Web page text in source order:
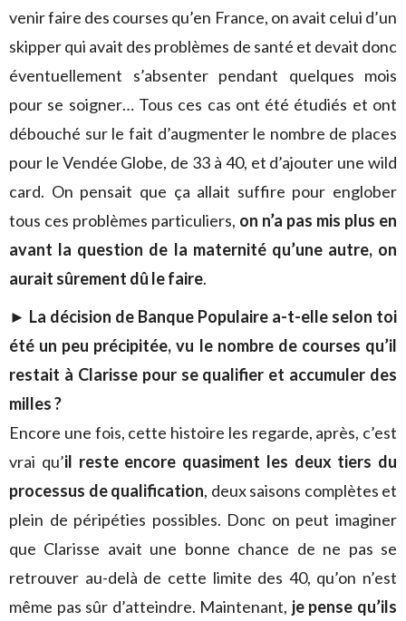
venir faire des courses qu’en France, on avait celui d’un
skipper qui avait des problèmes de santé et devait donc
éventuellement s’absenter pendant quelques mois
pour se soigner… Tous ces cas ont été étudiés et ont
débouché sur le fait d’augmenter le nombre de places
pour le Vendée Globe, de 33 à 40, et d’ajouter une wild
card. On pensait que ça allait suffire pour englober
tous ces problèmes particuliers, on n’a pas mis plus en
avant la question de la maternité qu’une autre, on
aurait sûrement dû le faire.
► La décision de Banque Populaire a-t-elle selon toi
été un peu précipitée, vu le nombre de courses qu’il
restait à Clarisse pour se qualifier et accumuler des
milles ?
Encore une fois, cette histoire les regarde, après, c’est
vrai qu’il reste encore quasiment les deux tiers du
processus de qualification, deux saisons complètes et
plein de péripéties possibles. Donc on peut imaginer
que Clarisse avait une bonne chance de ne pas se
retrouver au-delà de cette limite des 40, qu’on n’est
même pas sûr d’atteindre. Maintenant, je pense qu’ils